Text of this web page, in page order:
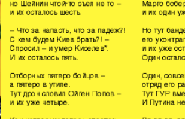
Карьера